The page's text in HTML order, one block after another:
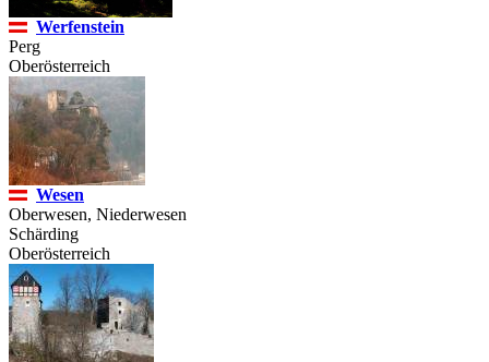
Werfenstein
Perg
Oberösterreich
Wesen
Oberwesen, Niederwesen
Schärding
Oberösterreich